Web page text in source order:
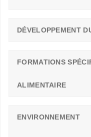
DÉVELOPPEMENT
FORMATIONS
ALIMENTAIRE
ENVIRONNEMENT